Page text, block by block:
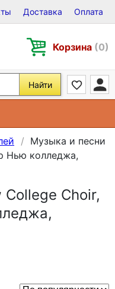
Виниле, CD и DVD
Доставка Оплата
Корзина (0)
Найти
Музыка и песни
Нью колледжа,
Choir,